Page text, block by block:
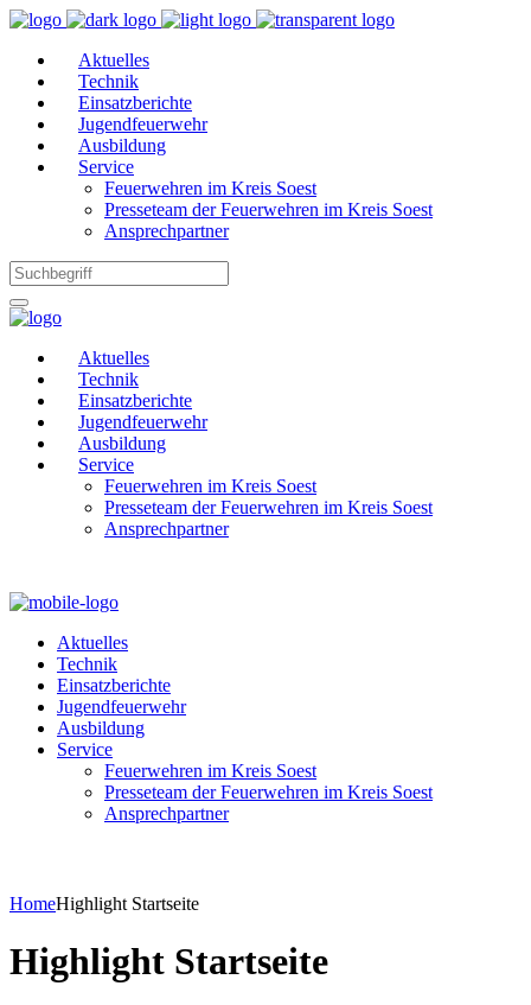
Aktuelles
Technik
Einsatzberichte
Jugendfeuerwehr
Ausbildung
Service
Feuerwehren im Kreis Soest
Presseteam der Feuerwehren im Kreis Soest
Ansprechpartner
Aktuelles
Technik
Einsatzberichte
Jugendfeuerwehr
Ausbildung
Service
Feuerwehren im Kreis Soest
Presseteam der Feuerwehren im Kreis Soest
Ansprechpartner
Aktuelles
Technik
Einsatzberichte
Jugendfeuerwehr
Ausbildung
Service
Feuerwehren im Kreis Soest
Presseteam der Feuerwehren im Kreis Soest
Ansprechpartner
HomeHighlight Startseite
Highlight Startseite